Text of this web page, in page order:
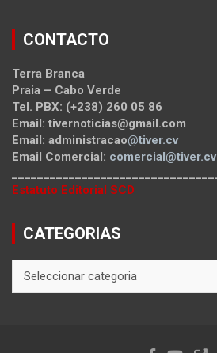
CONTACTO
Terra Branca
Praia – Cabo Verde
Tel. PBX: (+238) 260 05 86
Email: tivernoticias@gmail.com
Email: administracao@tiver.cv
Email Comercial: comercial@tiver.cv
Estatuto Editorial SCD
CATEGORIAS